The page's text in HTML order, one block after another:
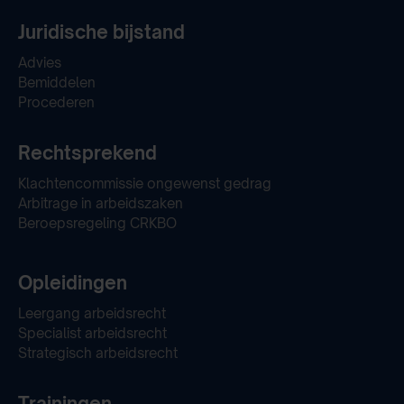
Juridische bijstand
Advies
Bemiddelen
Procederen
Rechtsprekend
Klachtencommissie ongewenst gedrag
Arbitrage in arbeidszaken
Beroepsregeling CRKBO
Opleidingen
Leergang arbeidsrecht
Specialist arbeidsrecht
Strategisch arbeidsrecht